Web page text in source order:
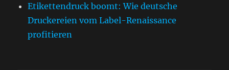
Etikettendruck boomt: Wie deutsche
Druckereien vom Label-Renaissance
profitieren